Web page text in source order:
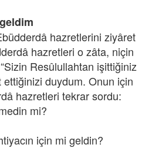
hazretlerini ziyâret
hazretleri o zâta, niçin
Resûlullahtan işittiğiniz
duydum. Onun için
hazretleri tekrar sordu:
mi?
için mi geldin?